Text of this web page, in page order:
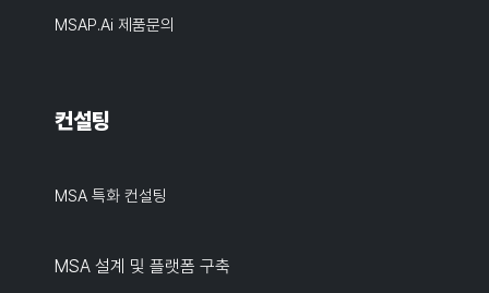
MSAP.ai 제품문의
컨설팅
MSA 특화 컨설팅
MSA 설계 및 플랫폼 구축